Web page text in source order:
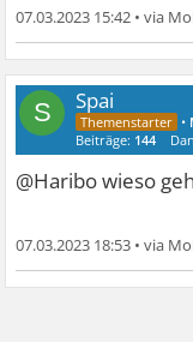
07.03.2023 15:42 •
S Spai
•
Beiträge: 144
@Haribo wieso
07.03.2023 18:53 •